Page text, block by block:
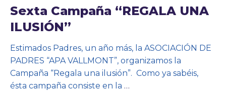
Sexta Campaña “REGALA UNA
ILUSIÓN”
Estimados Padres, un año más, la ASOCIACIÓN DE
PADRES “APA VALLMONT”, organizamos la
Campaña “Regala una ilusión”. Como ya sabéis,
ésta campaña consiste en la …